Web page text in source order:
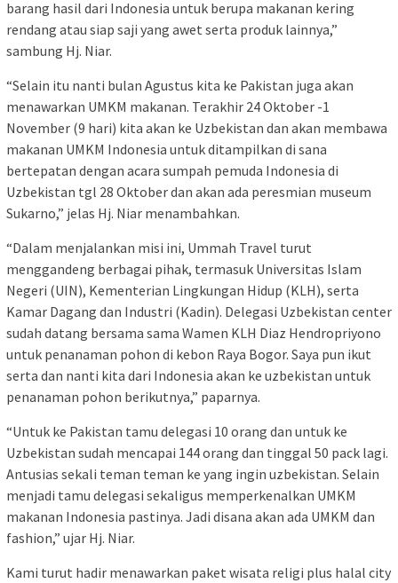
barang hasil dari Indonesia untuk berupa makanan kering
rendang atau siap saji yang awet serta produk lainnya,”
sambung Hj. Niar.
“Selain itu nanti bulan Agustus kita ke Pakistan juga akan
menawarkan UMKM makanan. Terakhir 24 Oktober -1
November (9 hari) kita akan ke Uzbekistan dan akan membawa
makanan UMKM Indonesia untuk ditampilkan di sana
bertepatan dengan acara sumpah pemuda Indonesia di
Uzbekistan tgl 28 Oktober dan akan ada peresmian museum
Sukarno,” jelas Hj. Niar menambahkan.
“Dalam menjalankan misi ini, Ummah Travel turut
menggandeng berbagai pihak, termasuk Universitas Islam
Negeri (UIN), Kementerian Lingkungan Hidup (KLH), serta
Kamar Dagang dan Industri (Kadin). Delegasi Uzbekistan center
sudah datang bersama sama Wamen KLH Diaz Hendropriyono
untuk penanaman pohon di kebon Raya Bogor. Saya pun ikut
serta dan nanti kita dari Indonesia akan ke uzbekistan untuk
penanaman pohon berikutnya,” paparnya.
“Untuk ke Pakistan tamu delegasi 10 orang dan untuk ke
Uzbekistan sudah mencapai 144 orang dan tinggal 50 pack lagi.
Antusias sekali teman teman ke yang ingin uzbekistan. Selain
menjadi tamu delegasi sekaligus memperkenalkan UMKM
makanan Indonesia pastinya. Jadi disana akan ada UMKM dan
fashion,” ujar Hj. Niar.
Kami turut hadir menawarkan paket wisata religi plus halal city